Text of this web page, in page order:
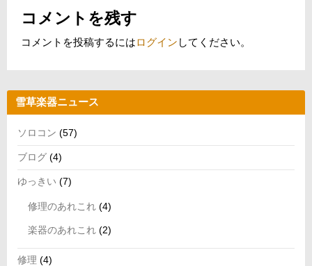
コメントを残す
コメントを投稿するにはログイン してください。
雪草楽器ニュース
ソロコン (57)
ブログ (4)
ゆっきい (7)
修理のあれこれ (4)
楽器のあれこれ (2)
修理 (4)